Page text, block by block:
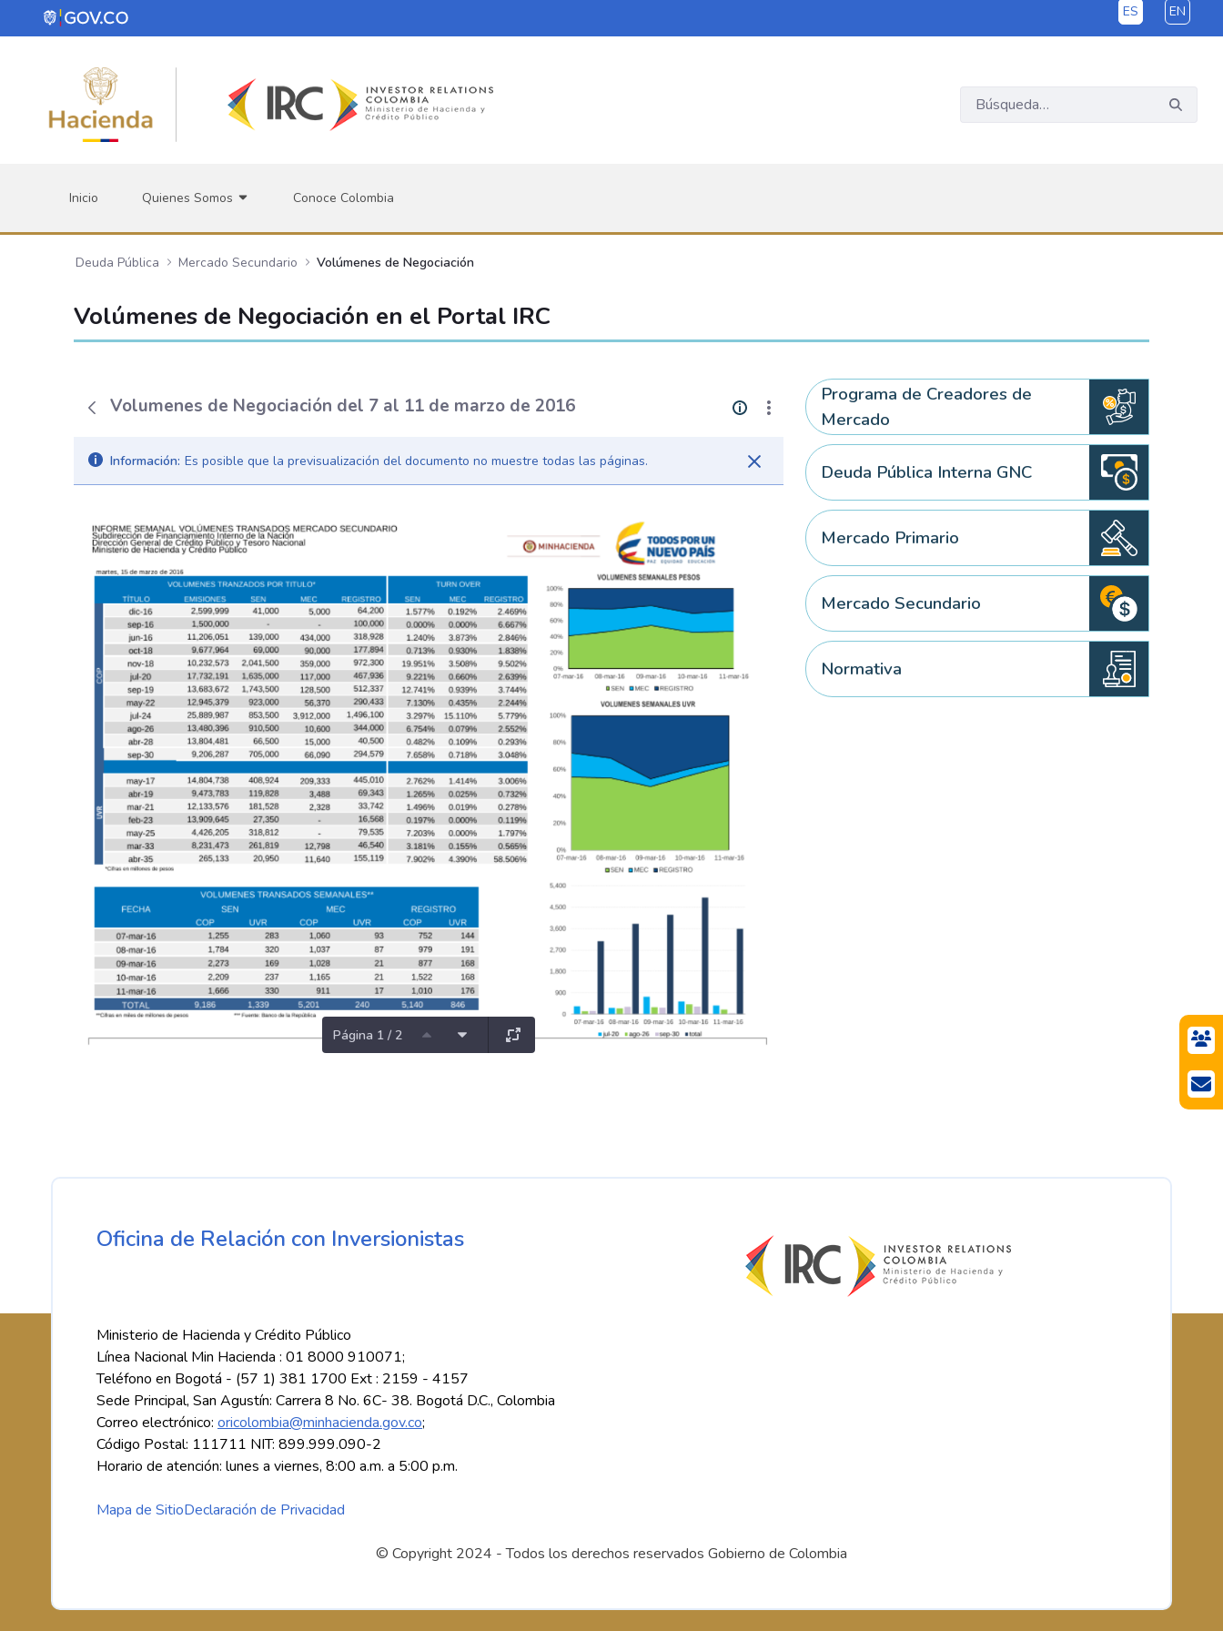
Saltar al contenido principal ES EN
Inicio Quienes Somos Conoce Colombia
Deuda Pública Mercado Secundario Volúmenes de Negociación
Volúmenes de Negociación en el Portal IRC
Volumenes de Negociación del 7 al 11 de marzo de 2016
Información: Es posible que la previsualización del documento no muestre todas las páginas.
Página 1 / 2
Programa de Creadores de
Mercado
Deuda Pública Interna GNC
Mercado Primario
Mercado Secundario
Normativa
Oficina de Relación con Inversionistas
Ministerio de Hacienda y Crédito Público
Línea Nacional Min Hacienda : 01 8000 910071;
Teléfono en Bogotá - (57 1) 381 1700 Ext : 2159 - 4157
Sede Principal, San Agustín: Carrera 8 No. 6C- 38. Bogotá D.C., Colombia
Correo electrónico: oricolombia@minhacienda.gov.co;
Código Postal: 111711 NIT: 899.999.090-2
Horario de atención: lunes a viernes, 8:00 a.m. a 5:00 p.m.
Mapa de SitioDeclaración de Privacidad
© Copyright 2024 - Todos los derechos reservados Gobierno de Colombia